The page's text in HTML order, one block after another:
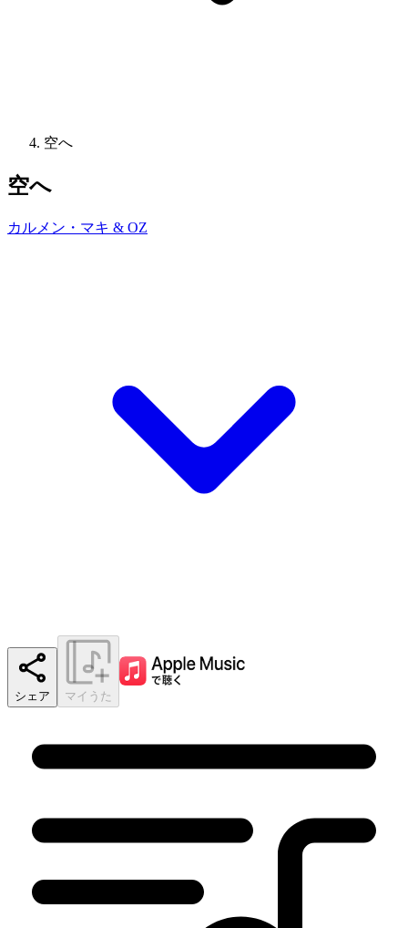
空へ
空へ
カルメン・マキ & OZ
シェア マイうた